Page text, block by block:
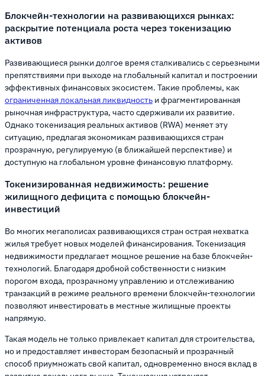
Блокчейн-технологии на развивающихся рынках:
раскрытие потенциала роста через токенизацию
активов
Развивающиеся рынки долгое время сталкивались с серьезными
препятствиями при выходе на глобальный капитал и построении
эффективных финансовых экосистем. Такие проблемы, как
ограниченная локальная ликвидность и фрагментированная
рыночная инфраструктура, часто сдерживали их развитие.
Однако токенизация реальных активов (RWA) меняет эту
ситуацию, предлагая экономикам развивающихся стран
прозрачную, регулируемую (в ближайшей перспективе) и
доступную на глобальном уровне финансовую платформу.
Токенизированная недвижимость: решение
жилищного дефицита с помощью блокчейн-
инвестиций
Во многих мегаполисах развивающихся стран острая нехватка
жилья требует новых моделей финансирования. Токенизация
недвижимости предлагает мощное решение на базе блокчейн-
технологий. Благодаря дробной собственности с низким
порогом входа, прозрачному управлению и отслеживанию
транзакций в режиме реального времени блокчейн-технологии
позволяют инвестировать в местные жилищные проекты
напрямую.
Такая модель не только привлекает капитал для строительства,
но и предоставляет инвесторам безопасный и прозрачный
способ приумножать свой капитал, одновременно внося вклад в